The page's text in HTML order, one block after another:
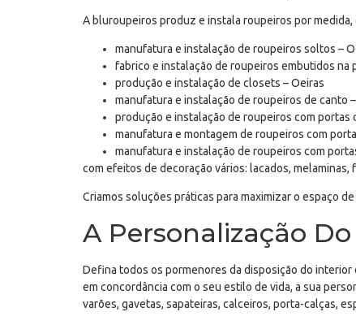
A bluroupeiros produz e instala roupeiros por
manufatura e instalação de roupeiros soltos –
fabrico e instalação de roupeiros embutidos na
produção e instalação de closets – Oeiras
manufatura e instalação de roupeiros de canto
produção e instalação de roupeiros com portas
manufatura e montagem de roupeiros com
manufatura e instalação de roupeiros com
com efeitos de decoração vários: lacados,
Criamos soluções práticas para maximizar o espaço
A Personalização
Defina todos os pormenores da disposição do
em concordância com o seu estilo de vida, a sua
varões, gavetas, sapateiras, calceiros, porta-calças,